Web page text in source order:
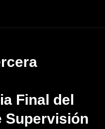
Final del
Supervisión